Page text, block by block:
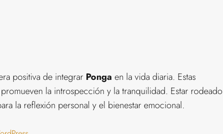
positiva de integrar Ponga en la vida diaria. Estas
la introspección y la tranquilidad. Estar rodeado
la reflexión personal y el bienestar emocional.